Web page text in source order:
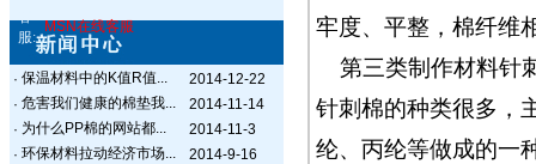
客
服:
MSN在线客服
· 保温材料中的K值R值...
2014-12-22
· 危害我们健康的棉垫我...
2014-11-14
· 为什么PP棉的网站都...
2014-11-3
· 环保材料拉动经济市场...
2014-9-16
牢度、平整，棉纤维
第三类制作材料针
针刺棉的种类很多，
纶、丙纶等做成的一